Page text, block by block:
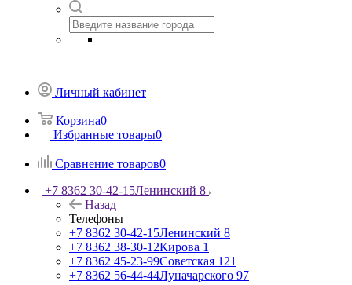
Личный кабинет
Корзина0
Избранные товары0
Сравнение товаров0
+7 8362 30-42-15Ленинский 8
Назад
Телефоны
+7 8362 30-42-15Ленинский 8
+7 8362 38-30-12Кирова 1
+7 8362 45-23-99Советская 121
+7 8362 56-44-44Луначарского 97